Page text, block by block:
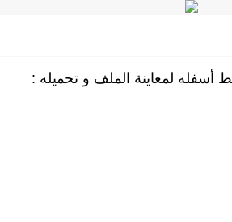
لمعاينة الملف و تحميله :